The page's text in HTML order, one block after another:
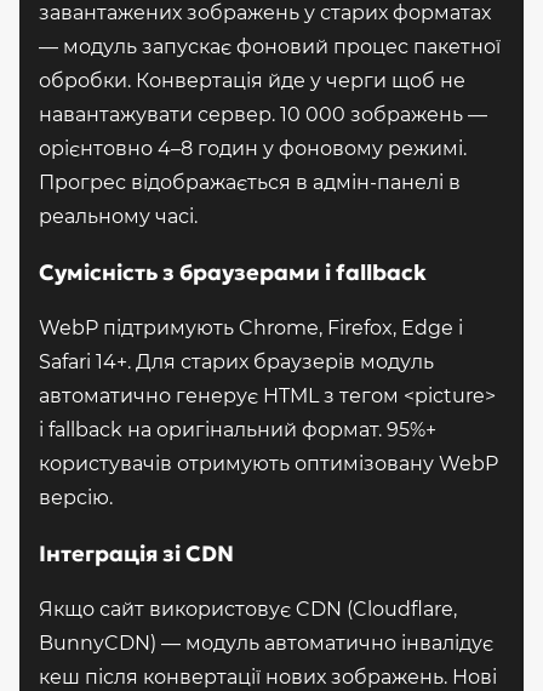
завантажених зображень у старих форматах
— модуль запускає фоновий процес пакетної
обробки. Конвертація йде у черги щоб не
навантажувати сервер. 10 000 зображень —
орієнтовно 4–8 годин у фоновому режимі.
Прогрес відображається в адмін-панелі в
реальному часі.
Сумісність з браузерами і fallback
WebP підтримують Chrome, Firefox, Edge і
Safari 14+. Для старих браузерів модуль
автоматично генерує HTML з тегом <picture>
і fallback на оригінальний формат. 95%+
користувачів отримують оптимізовану WebP
версію.
Інтеграція зі CDN
Якщо сайт використовує CDN (Cloudflare,
BunnyCDN) — модуль автоматично інвалідує
кеш після конвертації нових зображень. Нові